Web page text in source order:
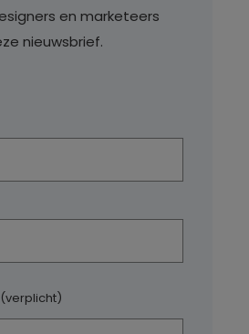
en marketeers
nieuwsbrief.
(verplicht)